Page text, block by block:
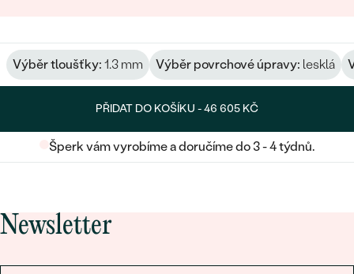
Výběr tloušťky: 1.3 mm Výběr povrchové úpravy: lesklá
PŘIDAT DO KOŠÍKU -46 605 KČ
Šperk vám vyrobíme a doručíme do 3 - 4 týdnů.
Newsletter